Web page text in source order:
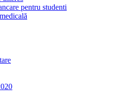
pentru studenti